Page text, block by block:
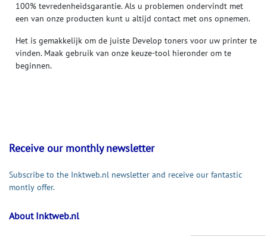
100% tevredenheidsgarantie. Als u problemen ondervindt met
een van onze producten kunt u altijd contact met ons opnemen.
Het is gemakkelijk om de juiste Develop toners voor uw printer te
vinden. Maak gebruik van onze keuze-tool hieronder om te
beginnen.
Receive our monthly newsletter
Subscribe to the Inktweb.nl newsletter and receive our fantastic
montly offer.
About Inktweb.nl